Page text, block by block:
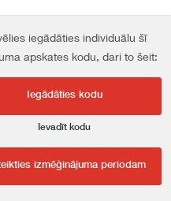
iegādāties individuālu šī
apskates kodu, dari to šeit:
Iegādāties kodu
Ievadīt kodu
izmēģinājuma periodam